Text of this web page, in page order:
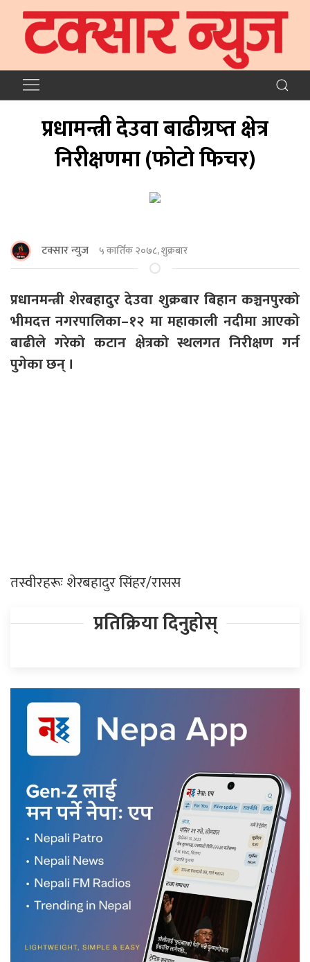
प्रधामन्त्री देउवा बाढीग्रष्त क्षेत्र
निरीक्षणमा (फाेटाे फिचर)
टक्सार न्युज ५ कार्तिक २०७८, शुक्रबार
प्रधानमन्त्री शेरबहादुर देउवा शुक्रबार बिहान कञ्चनपुरको
भीमदत्त नगरपालिका–१२ मा महाकाली नदीमा आएको
बाढीले गरेको कटान क्षेत्रको स्थलगत निरीक्षण गर्न
पुगेका छन् ।
तस्वीरहरूः शेरबहादुर सिंहर/रासस
प्रतिक्रिया दिनुहोस्